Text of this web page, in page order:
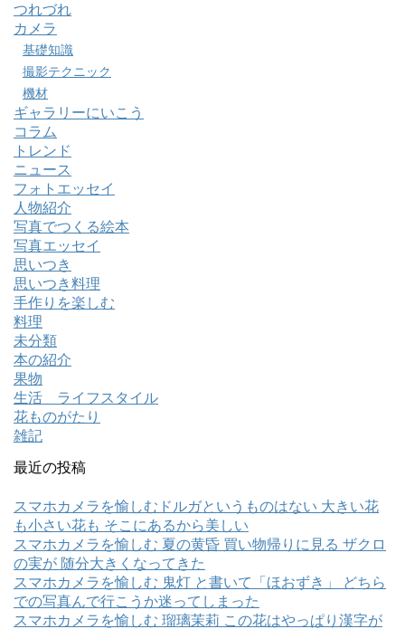
つれづれ
カメラ
基礎知識
撮影テクニック
機材
ギャラリーにいこう
コラム
トレンド
ニュース
フォトエッセイ
人物紹介
写真でつくる絵本
写真エッセイ
思いつき
思いつき料理
手作りを楽しむ
料理
未分類
本の紹介
果物
生活 ライフスタイル
花ものがたり
雑記
最近の投稿
スマホカメラを愉しむドルガというものはない 大きい花
も小さい花も そこにあるから美しい
スマホカメラを愉しむ 夏の黄昏 買い物帰りに見る ザクロ
の実が 随分大きくなってきた
スマホカメラを愉しむ 鬼灯 と書いて「ほおずき」 どちら
での写真んで行こうか迷ってしまった
スマホカメラを愉しむ 瑠璃茉莉 この花はやっぱり漢字が